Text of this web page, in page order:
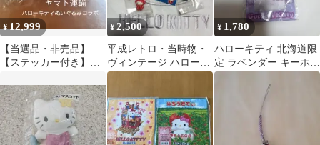
¥ 12,999
【当選品・非売品】
【ステッカー付き】ヤ
ぬいぐるみ コラボ
¥2,500
平成レトロ・当時物・
ヴィンテージ ハローキ
ティ 根付
¥ 1,780
ハローキティ 北海道限
定 ラベンダー キーホル
ダー